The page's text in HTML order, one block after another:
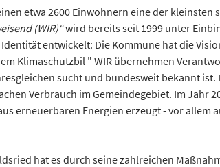
etwa 2600 Einwohnern eine der
(WIR)“wird bereits seit 1999 unter
entwickelt: Die Kommune hat die
Klimaschutzbil " WIR übernehmen
sucht und bundesweit bekannt
Verbrauch im Gemeindegebiet. Im
erneuerbaren Energien erzeugt - vor allem
hat es durch seine zahlreichen